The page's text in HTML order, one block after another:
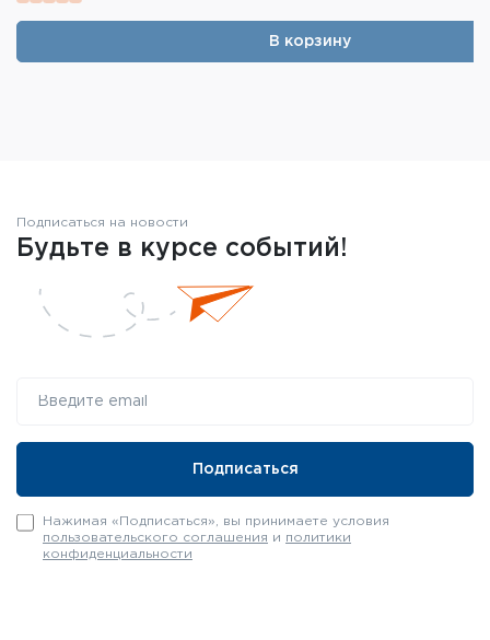
В корзину
Подписаться на новости
Будьте в курсе событий!
Нажимая «Подписаться», вы принимаете условия
пользовательского соглашения и политики
конфиденциальности